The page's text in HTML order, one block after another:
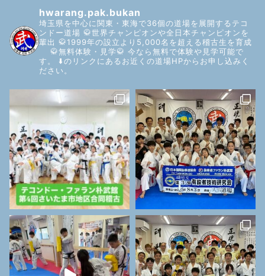
hwarang.pak.bukan
埼玉県を中心に関東・東海で36個の道場を展開するテコ
ンドー道場 🥋世界チャンピオンや全日本チャンピオンを
輩出 🥋1999年の設立より5,000名を超える稽古生を育成
🥋無料体験・見学🥋 今なら無料で体験や見学可能で
す。
⬇️のリンクにあるお近くの道場HPからお申し込みく
ださい。